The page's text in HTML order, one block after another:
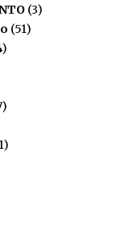
channel/
NOTICIAS
(3)
(51)